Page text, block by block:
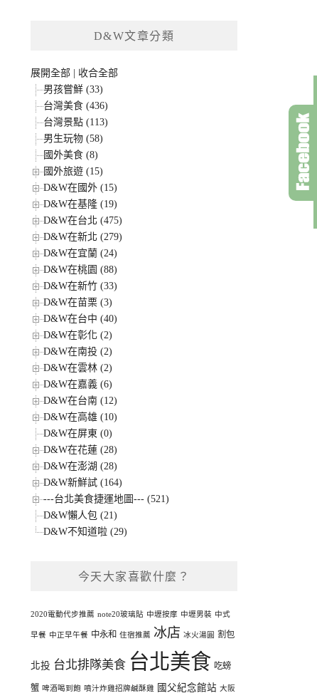
D&W文章分類
展開全部
收合全部
男孩嘗鮮 (33)
台灣美食 (436)
台灣景點 (113)
男生玩物 (58)
國外美食 (8)
國外旅遊 (15)
D&W在國外 (15)
D&W在基隆 (19)
D&W在台北 (475)
D&W在新北 (279)
D&W在宜蘭 (24)
D&W在桃園 (88)
D&W在新竹 (33)
D&W在苗栗 (3)
D&W在台中 (40)
D&W在彰化 (2)
D&W在南投 (2)
D&W在雲林 (2)
D&W在嘉義 (6)
D&W在台南 (12)
D&W在高雄 (10)
D&W在屏東 (0)
D&W在花蓮 (28)
D&W在澎湖 (28)
D&W新鮮試 (164)
---台北美食捷運地圖--- (521)
D&W懶人包 (21)
D&W不知道啦 (29)
今天大家喜歡什麼？
2020電動代步推薦 note20玻璃貼 中壢按摩 中壢男裝 中式
早餐 中正早午餐 中永和 住宿推薦 冰店 冰火湯圓 割包
北投 台北排隊美食 台北美食 吃螃
蟹 啤酒喝到飽 噴汁炸雞招牌鹹酥雞 國父紀念館站 大阪